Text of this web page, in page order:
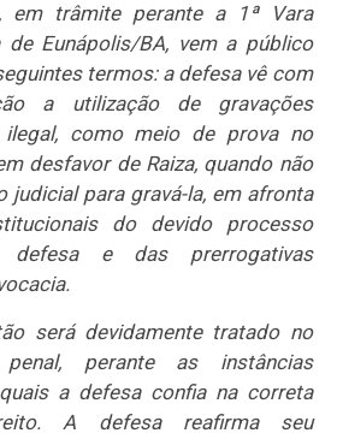
em trâmite perante a 1ª Vara
de Eunápolis/BA, vem a público
termos: a defesa vê com
a utilização de gravações
como meio de prova no
desfavor de Raiza, quando não
judicial para gravá-la, em afronta
do devido processo
e das prerrogativas
será devidamente tratado no
perante as instâncias
a defesa confia na correta
A defesa reafirma seu